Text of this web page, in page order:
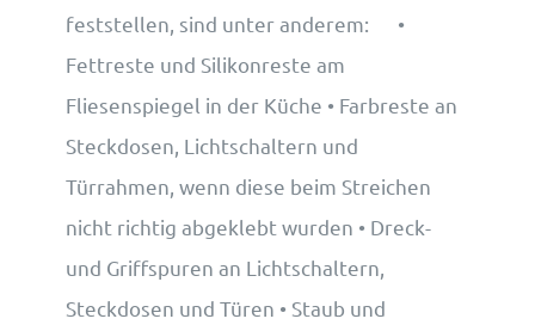
feststellen, sind unter anderem: •
Fettreste und Silikonreste am
Fliesenspiegel in der Küche • Farbreste an
Steckdosen, Lichtschaltern und
Türrahmen, wenn diese beim Streichen
nicht richtig abgeklebt wurden • Dreck-
und Griffspuren an Lichtschaltern,
Steckdosen und Türen • Staub und